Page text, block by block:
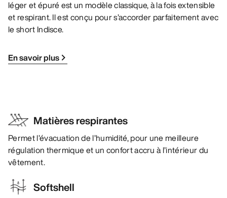
léger et épuré est un modèle classique, à la fois extensible
et respirant. Il est conçu pour s’accorder parfaitement avec
le short Indisce.
En savoir plus
Matières respirantes
Permet l’évacuation de l’humidité, pour une meilleure
régulation thermique et un confort accru à l’intérieur du
vêtement.
Softshell